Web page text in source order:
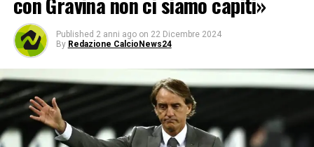
Published 2 anni ago on 22 Dicembre 2024
By Redazione CalcioNews24